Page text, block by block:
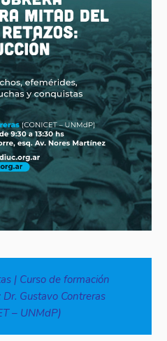
| Curso de formación
Gustavo Contreras
– UNMdP)